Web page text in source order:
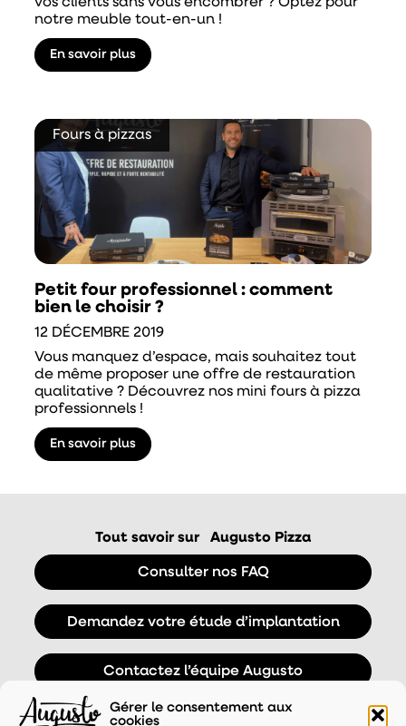
Gérer le consentement aux
cookies
notre meuble tout-en-un !
En savoir plus
Fours à pizzas
Petit four professionnel : comment
bien le choisir ?
12 DÉCEMBRE 2019
Vous manquez d’espace, mais souhaitez tout
de même proposer une offre de restauration
qualitative ? Découvrez nos mini fours à pizza
professionnels !
En savoir plus
Tout savoir sur Augusto Pizza
Consulter nos FAQ
Demandez votre étude d’implantation
Contactez l’équipe Augusto